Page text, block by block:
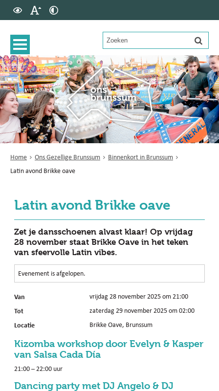
Home Ons Gezellige Brunssum
Binnenkort in Brunssum
Latin avond Brikke oave
Latin avond Brikke oave
Zet je dansschoenen alvast klaar! Op vrijdag
28 november staat Brikke Oave in het teken
van sfeervolle Latin vibes.
Evenement is afgelopen.
Van vrijdag 28 november 2025 om 21:00
Tot zaterdag 29 november 2025 om 02:00
Locatie Brikke Oave, Brunssum
Kizomba workshop door Evelyn & Kasper
van Salsa Cada Día
21:00 – 22:00 uur
Dancing party met DJ Angelo & DJ